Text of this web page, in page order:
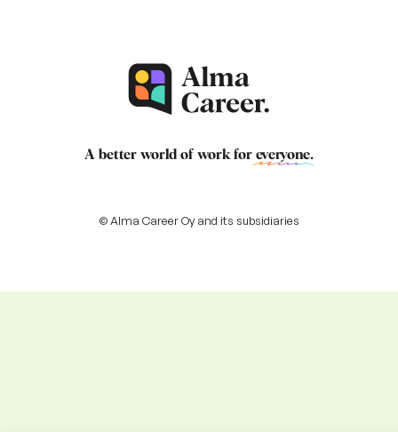
A better world of work for everyone.
© Alma Career Oy and its subsidiaries